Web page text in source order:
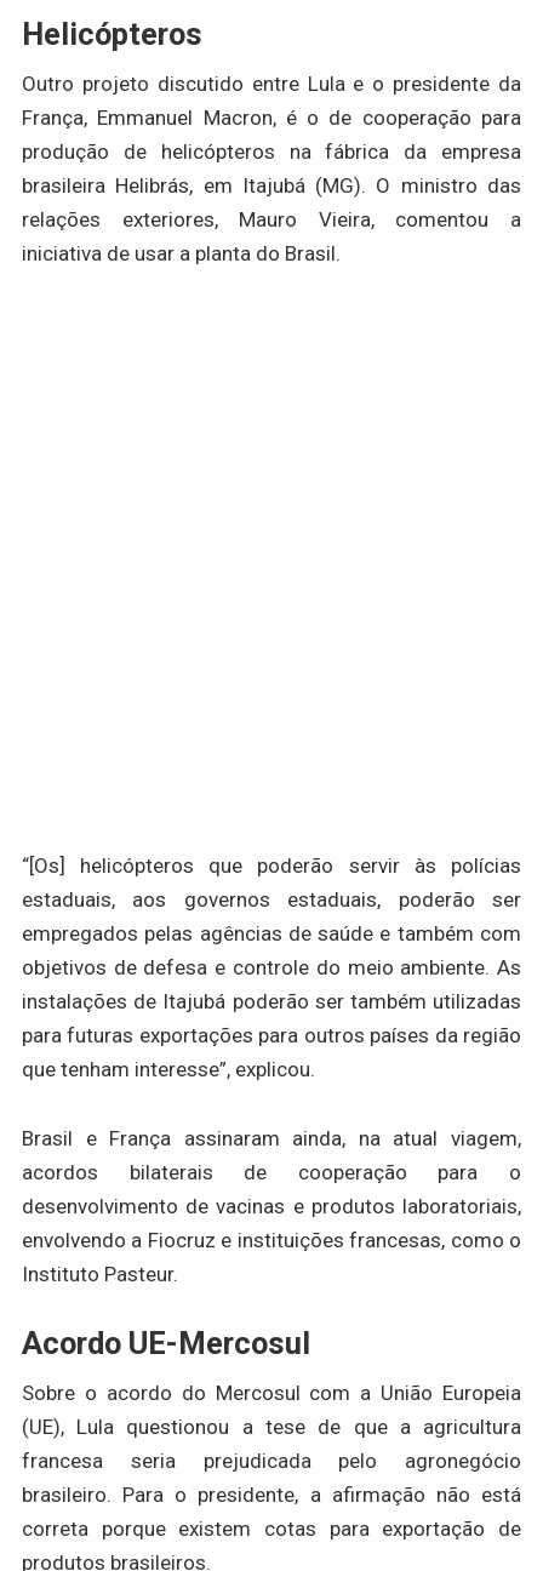
Helicópteros
Outro projeto discutido entre Lula e o presidente da
França, Emmanuel Macron, é o de cooperação para
produção de helicópteros na fábrica da empresa
brasileira Helibrás, em Itajubá (MG). O ministro das
relações exteriores, Mauro Vieira, comentou a
iniciativa de usar a planta do Brasil.
“[Os] helicópteros que poderão servir às polícias
estaduais, aos governos estaduais, poderão ser
empregados pelas agências de saúde e também com
objetivos de defesa e controle do meio ambiente. As
instalações de Itajubá poderão ser também utilizadas
para futuras exportações para outros países da região
que tenham interesse”, explicou.
Brasil e França assinaram ainda, na atual viagem,
acordos bilaterais de cooperação para o
desenvolvimento de vacinas e produtos laboratoriais,
envolvendo a Fiocruz e instituições francesas, como o
Instituto Pasteur.
Acordo UE-Mercosul
Sobre o acordo do Mercosul com a União Europeia
(UE), Lula questionou a tese de que a agricultura
francesa seria prejudicada pelo agronegócio
brasileiro. Para o presidente, a afirmação não está
correta porque existem cotas para exportação de
produtos brasileiros.